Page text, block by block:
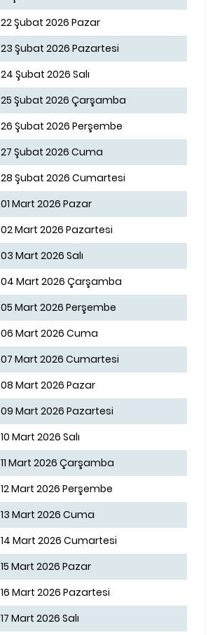
22 Şubat 2026 Pazar
23 Şubat 2026 Pazartesi
24 Şubat 2026 Salı
25 Şubat 2026 Çarşamba
26 Şubat 2026 Perşembe
27 Şubat 2026 Cuma
28 Şubat 2026 Cumartesi
01 Mart 2026 Pazar
02 Mart 2026 Pazartesi
03 Mart 2026 Salı
04 Mart 2026 Çarşamba
05 Mart 2026 Perşembe
06 Mart 2026 Cuma
07 Mart 2026 Cumartesi
08 Mart 2026 Pazar
09 Mart 2026 Pazartesi
10 Mart 2026 Salı
11 Mart 2026 Çarşamba
12 Mart 2026 Perşembe
13 Mart 2026 Cuma
14 Mart 2026 Cumartesi
15 Mart 2026 Pazar
16 Mart 2026 Pazartesi
17 Mart 2026 Salı